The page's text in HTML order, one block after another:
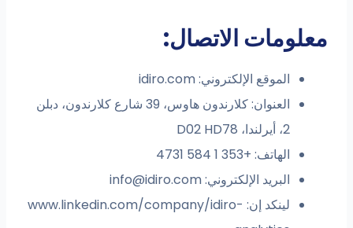
معلومات الاتصال:
الموقع الإلكتروني: idiro.com
العنوان: كلارندون هاوس، 39 شارع كلارندون، دبلن
2، أيرلندا، D02 HD78
الهاتف: +353 1 584 4731
البريد الإلكتروني:info@idiro.com
لينكد إن: www.linkedin.com/company/idiro-